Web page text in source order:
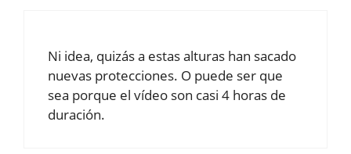
Ni idea, quizás a estas alturas han sacado
nuevas protecciones. O puede ser que
sea porque el vídeo son casi 4 horas de
duración.